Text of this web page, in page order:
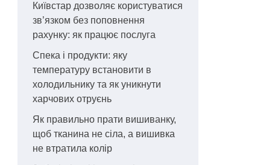
Київстар дозволяє користуватися
зв’язком без поповнення
рахунку: як працює послуга
Спека і продукти: яку
температуру встановити в
холодильнику та як уникнути
харчових отруєнь
Як правильно прати вишиванку,
щоб тканина не сіла, а вишивка
не втратила колір